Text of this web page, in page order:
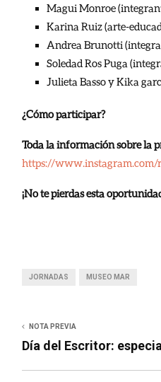
Magui Monroe
Karina Ruiz (arte-
Andrea Brunotti
Soledad Ros Puga
Julieta Basso y Kika
¿Cómo participar?
Toda la información sobre la
https://
¡No te pierdas esta
JORNADAS MUSEO MAR
NOTA PREVIA
Día del Escritor: